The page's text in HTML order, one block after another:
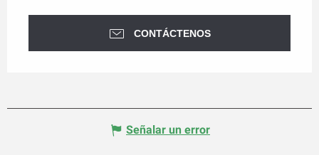
CONTÁCTENOS
Señalar un error